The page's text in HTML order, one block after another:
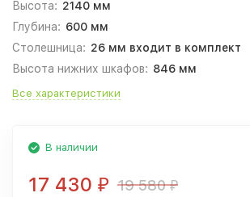
Высота: 2140 мм
Глубина: 600 мм
Столешница: 26 мм входит в комплект
Высота нижних шкафов: 846 мм
Все характеристики
В наличии
17 430 ₽ 19 580₽